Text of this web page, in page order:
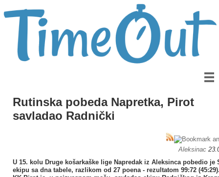
Rutinska pobeda Napretka, Pirot
savladao Radnički
Aleksinac
U 15. kolu Druge košarkaške lige Napredak iz Aleksinca pobedio je
ekipu sa dna tabele, razlikom od 27 poena - rezultatom 99:72